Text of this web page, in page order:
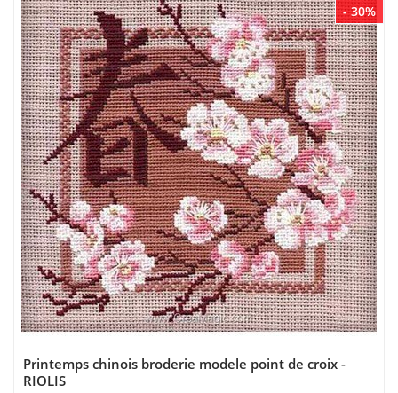
- 30%
Printemps chinois broderie modele point de croix -
RIOLIS